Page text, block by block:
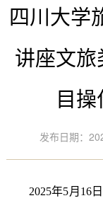
四川大学
讲座文
目
发布日期：
2025年5月16日